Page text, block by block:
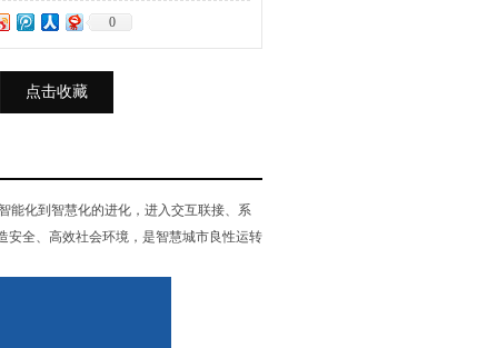
0
点击收藏
能化到智慧化的进化，进入交互联接、系
安全、高效社会环境，是智慧城市良性运转